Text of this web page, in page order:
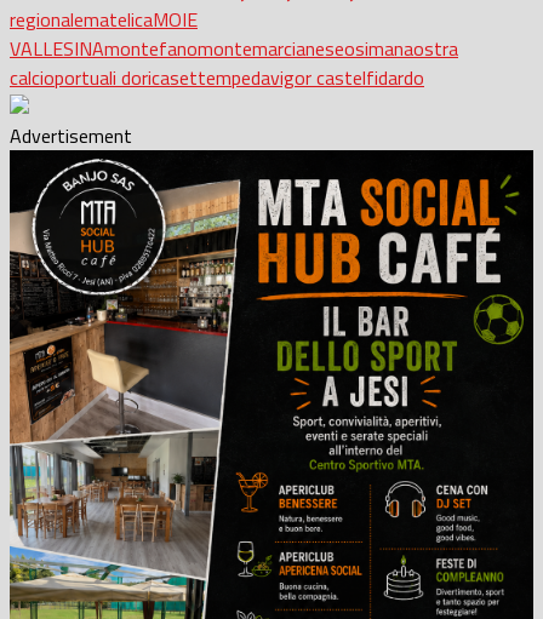
regionalematelicaMOIE
VALLESINAmontefanomontemarcianeseosimanaostra
calcioportuali doricasettempedavigor castelfidardo
Advertisement